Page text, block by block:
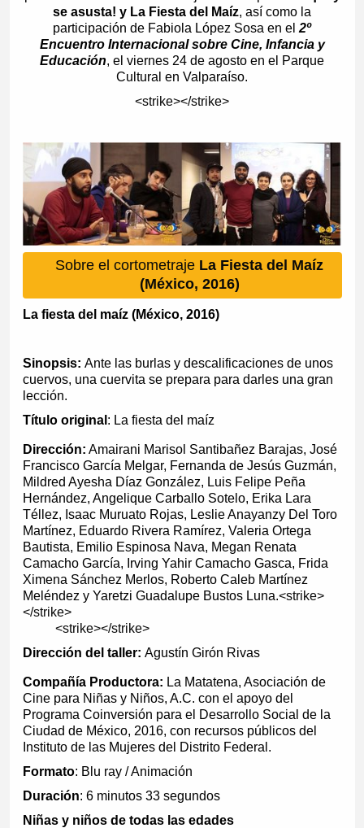
se asusta! y La Fiesta del Maíz, así como la
participación de Fabiola López Sosa en el 2º
Encuentro Internacional sobre Cine, Infancia y
Educación, el viernes 24 de agosto en el Parque
Cultural en Valparaíso.
<strike></strike>
Sobre el cortometraje La Fiesta del Maíz
(México, 2016)
La fiesta del maíz (México, 2016)
Sinopsis: Ante las burlas y descalificaciones de unos
cuervos, una cuervita se prepara para darles una gran
lección.
Título original : La fiesta del maíz
Dirección: Amairani Marisol Santibañez Barajas, José
Francisco García Melgar, Fernanda de Jesús Guzmán,
Mildred Ayesha Díaz González, Luis Felipe Peña
Hernández, Angelique Carballo Sotelo, Erika Lara
Téllez, Isaac Muruato Rojas, Leslie Anayanzy Del Toro
Martínez, Eduardo Rivera Ramírez, Valeria Ortega
Bautista, Emilio Espinosa Nava, Megan Renata
Camacho García, Irving Yahir Camacho Gasca, Frida
Ximena Sánchez Merlos, Roberto Caleb Martínez
Meléndez y Yaretzi Guadalupe Bustos Luna.<strike>
</strike>
<strike></strike>
Dirección del taller: Agustín Girón Rivas
Compañía Productora: La Matatena, Asociación de
Cine para Niñas y Niños, A.C. con el apoyo del
Programa Coinversión para el Desarrollo Social de la
Ciudad de México, 2016, con recursos públicos del
Instituto de las Mujeres del Distrito Federal.
Formato: Blu ray / Animación
Duración: 6 minutos 33 segundos
Niñas y niños de todas las edades